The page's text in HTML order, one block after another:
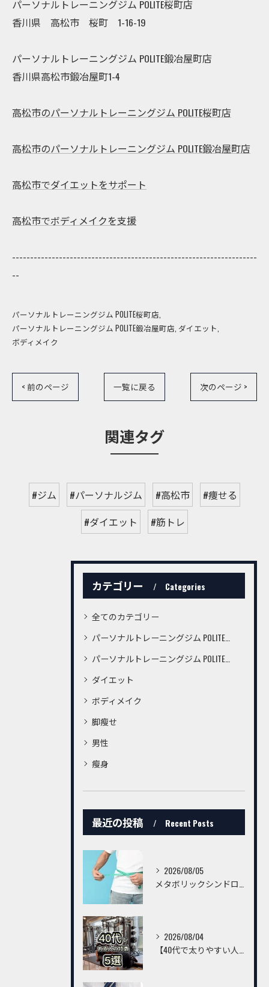
パーソナルトレーニングジム POLITE桜町店
香川県 高松市 桜町 1-16-19
パーソナルトレーニングジム POLITE鍛冶屋町店
香川県高松市鍛冶屋町1-4
高松市のパーソナルトレーニングジム POLITE桜町店
高松市のパーソナルトレーニングジム POLITE鍛冶屋町店
高松市でダイエットをサポート
高松市でボディメイクを支援
--------------------------------------------------------------------
--
パーソナルトレーニングジム POLITE桜町店
パーソナルトレーニングジム POLITE鍛冶屋町店 ダイエット
ボディメイク
< 前のページ 一覧に戻る 次のページ >
関連タグ
#ジム #パーソナルジム #高松市
#痩せる
#ダイエット
#筋トレ
カテゴリー Categories
全てのカテゴリー
パーソナルトレーニングジム POLITE桜町店
パーソナルトレーニングジム POLITE鍛冶屋町店
ダイエット
ボディメイク
脚瘦せ
男性
瘦身
最近の投稿 Recent Posts
2026/08/05
2026/08/04